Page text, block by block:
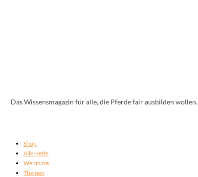
Das Wissensmagazin für alle, die Pferde fair ausbilden wollen.
Shop
Alle Hefte
Webinare
Themen